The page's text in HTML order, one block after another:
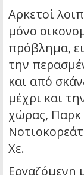
Αρκετοί
μόνο
πρόβλημα,
την
και από
μέχρι και
χώρας, Παρκ
Χε.
Εργαζόμενη